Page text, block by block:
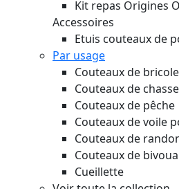
Kit repas Origines
Accessoires
Etuis couteaux de
Par usage
Couteaux de
Couteaux de chasse
Couteaux de pêche
Couteaux de voile
Couteaux de
Couteaux de
Cueillette